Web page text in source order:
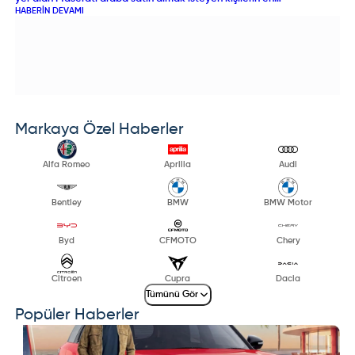
çok tercih ettikleri araba segmenti olan sedan üretiminde
HABERIN DEVAMI
Markaya Özel Haberler
Alfa Romeo Aprilia Audi
Bentley BMW BMW Motor
Byd CFMOTO Chery
Citroen Cupra Dacia
Tümünü Gör
Popüler Haberler